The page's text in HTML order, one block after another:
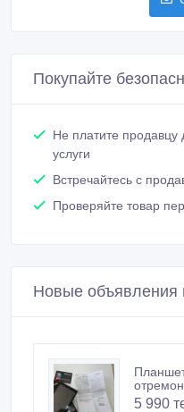
Покупайте
Не платите продавцу
услуги
Встречайтесь с
Проверяйте товар
Новые объявления
5 990